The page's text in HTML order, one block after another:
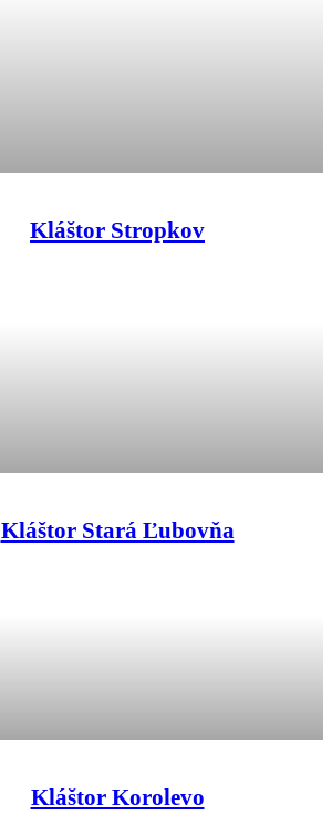
Kláštor Stropkov
Kláštor Stará Ľubovňa
Kláštor Korolevo